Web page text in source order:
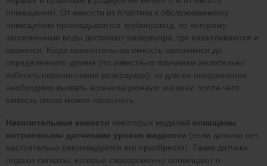
помещения). От емкости из пластика к обслуживаемому
помещению прокладывается трубопровод, по которому
загрязненные воды достигают резервуара, где накапливаются и
хранятся. Когда накопительная емкость заполнится до
определенного уровня (по известным причинам желательно
избегать переполнения резервуара), то для ее опорожнения
необходимо вызвать ассенизационную машину, после чего
емкость снова можно наполнять.
Накопительные емкости некоторых моделей оснащены
встроенными датчиками уровня жидкости (если датчика нет,
настоятельно рекомендуется его приобрести). Такие датчики
подают сигналы, которые своевременно оповещают о